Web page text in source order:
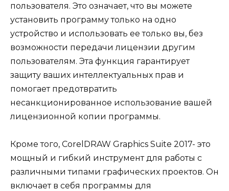
пользователя. Это означает, что вы можете
установить программу только на одно
устройство и использовать ее только вы, без
возможности передачи лицензии другим
пользователям. Эта функция гарантирует
защиту ваших интеллектуальных прав и
помогает предотвратить
несанкционированное использование вашей
лицензионной копии программы.
Кроме того, CorelDRAW Graphics Suite 2017- это
мощный и гибкий инструмент для работы с
различными типами графических проектов. Он
включает в себя программы для